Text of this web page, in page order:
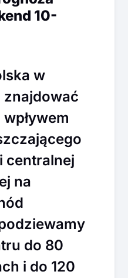
10-
w
znajdować
centralnej
na
do 80
i do 120